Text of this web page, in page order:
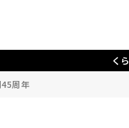
く
45周年